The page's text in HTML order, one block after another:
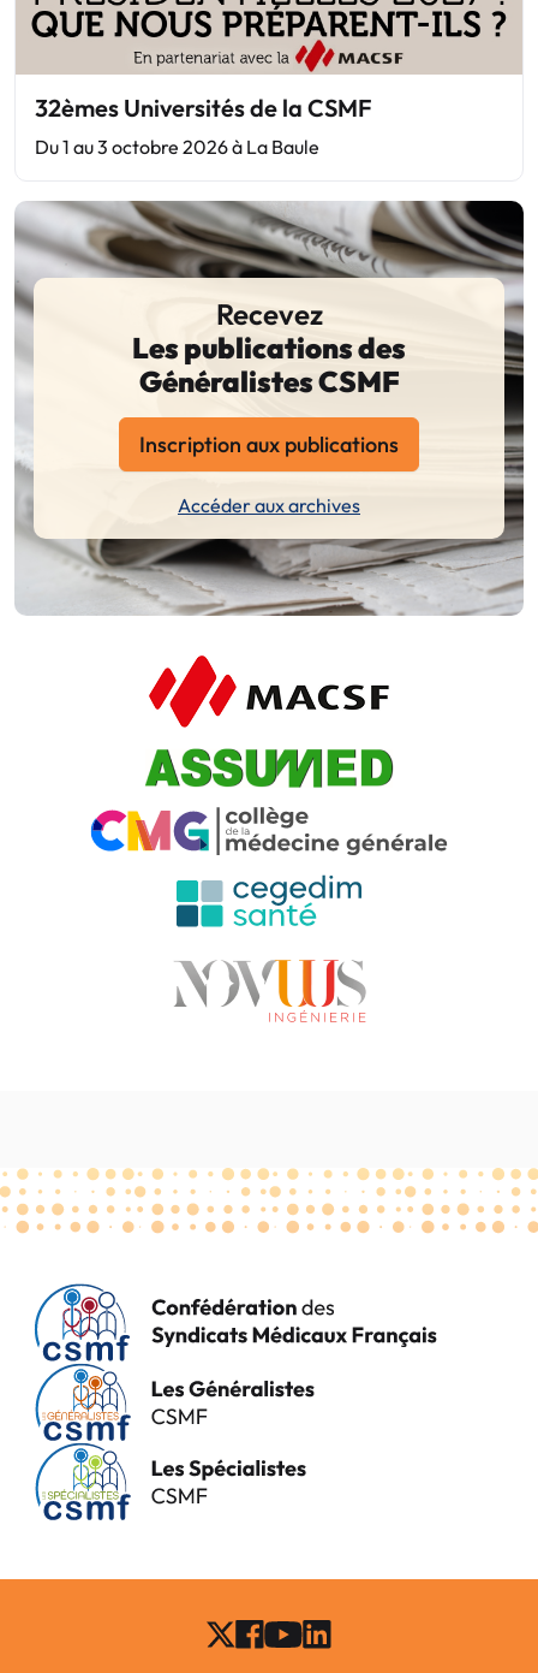
32èmes Universités de la CSMF
Du 1 au 3 octobre 2026 à La Baule
Recevez
Les publications des
Généralistes CSMF
Inscription aux publications
Accéder aux archives